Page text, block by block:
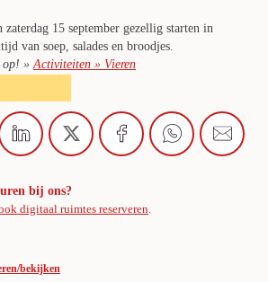
zaterdag 15 september gezellig starten in
van soep, salades en broodjes.
op! »Activiteiten » Vieren
bij ons?
digitaal ruimtes reserveren
bekijken